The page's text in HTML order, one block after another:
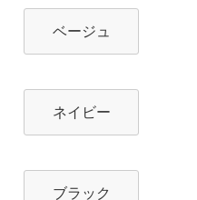
ベージュ
ネイビー
ブラック